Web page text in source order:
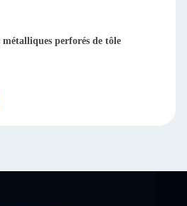
perforés de tôle